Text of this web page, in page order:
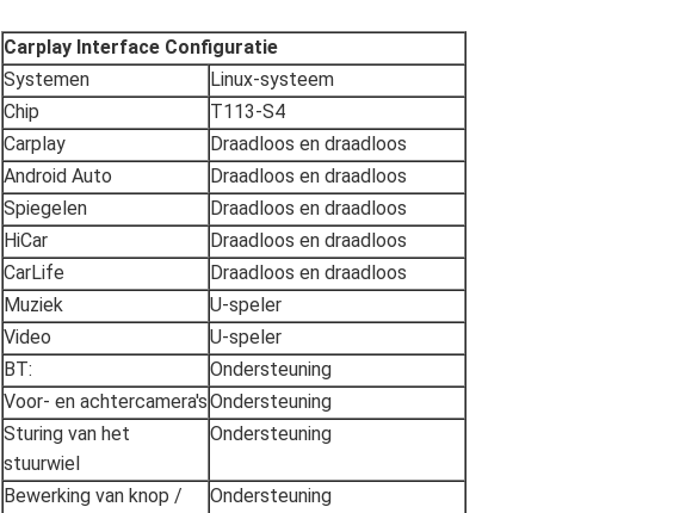
Carplay Interface Configuratie
Systemen
Linux-systeem
Chip
T113-S4
Carplay
Draadloos en draadloos
Android Auto
Draadloos en draadloos
Spiegelen
Draadloos en draadloos
HiCar
Draadloos en draadloos
CarLife
Draadloos en draadloos
Muziek
U-speler
Video
U-speler
BT:
Ondersteuning
Voor- en achtercamera'sOndersteuning
Sturing van het
stuurwiel
Ondersteuning
Bewerking van knop /
Ondersteuning